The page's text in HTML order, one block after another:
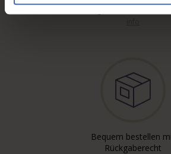
eingeschrieben & A-
Bequem bestellen
Rückgaberecht